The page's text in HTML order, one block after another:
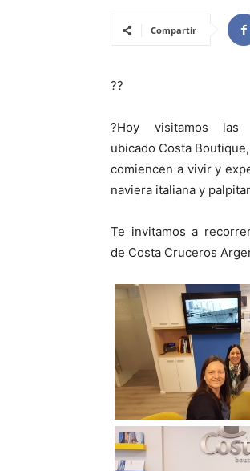
Compartir
??
?Hoy visitamos
ubicado Costa
comiencen a vivir y
naviera italiana y
Te invitamos a
de Costa Cruceros